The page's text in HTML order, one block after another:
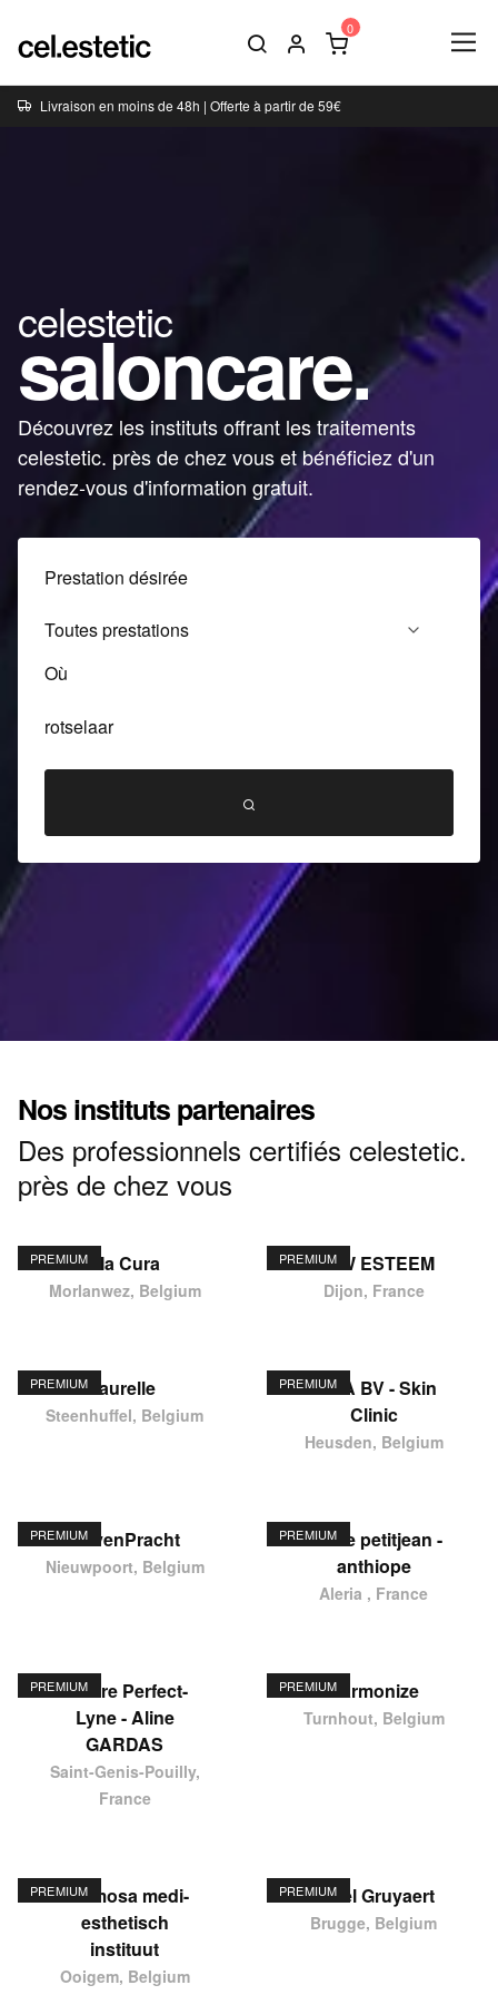
Livraison en moins de 48h | Offerte à partir de 59€
celestetic
saloncare.
Découvrez les instituts offrant les traitements
celestetic. près de chez vous et bénéficiez d'un
rendez-vous d'information gratuit.
Prestation désirée
Où
Nos instituts partenaires
Des professionnels certifiés celestetic.
près de chez vous
PREMIUM Ma Cura
Morlanwez, Belgium
PREMIUMNEW ESTEEM
Dijon, France
PREMIUM laurelle
Steenhuffel, Belgium
PREMIUMKIMA BV - Skin
Clinic
Heusden, Belgium
PREMIUMHavenPracht
Nieuwpoort, Belgium
PREMIUM
elodie petitjean -
anthiope
Aleria , France
PREMIUMCentre Perfect-
Lyne - Aline
GARDAS
Saint-Genis-Pouilly,
France
PREMIUMHarmonize
Turnhout, Belgium
PREMIUMHermosa medi-
esthetisch
instituut
Ooigem, Belgium
PREMIUMKarel Gruyaert
Brugge, Belgium